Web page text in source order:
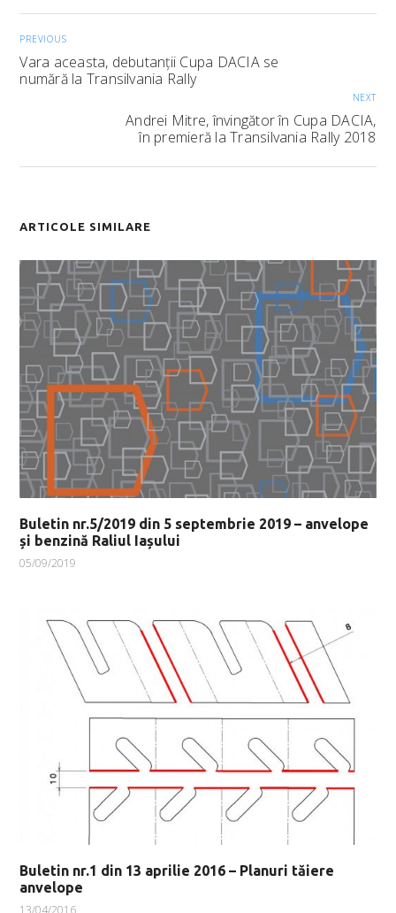
PREVIOUS
Vara aceasta, debutanții Cupa DACIA se
numără la Transilvania Rally
NEXT
Andrei Mitre, învingător în Cupa DACIA,
în premieră la Transilvania Rally 2018
ARTICOLE SIMILARE
Buletin nr.5/2019 din 5 septembrie 2019 – anvelope
și benzină Raliul Iașului
05/09/2019
Buletin nr.1 din 13 aprilie 2016 – Planuri tăiere
anvelope